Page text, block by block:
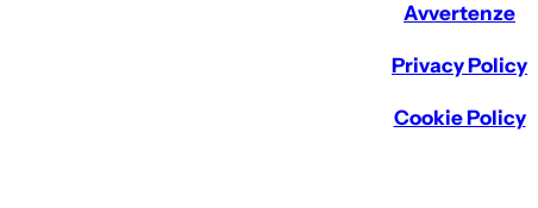
Avvertenze
Privacy Policy
Cookie Policy